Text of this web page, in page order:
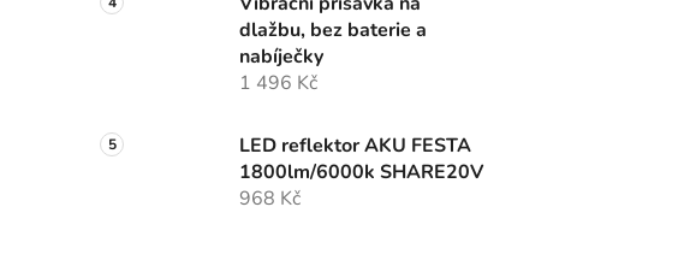
dlažbu, bez baterie a
nabíječky
1 496 Kč
LED reflektor AKU FESTA
1800lm/6000k SHARE20V
968 Kč